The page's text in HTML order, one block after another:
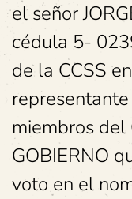
el señor
cédula 5-
de la CCSS
miembros del
GOBIERNO
voto en el